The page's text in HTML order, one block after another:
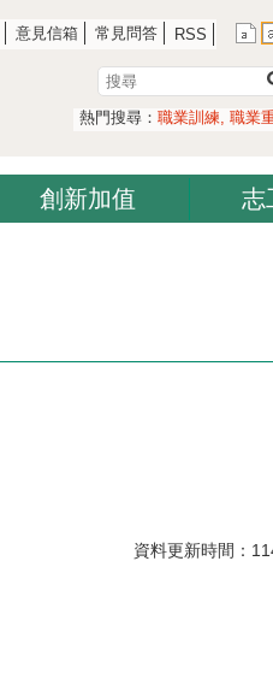
意見信箱 常見問答 RSS
熱門搜尋： 職業訓練 職業
創新加值 志
資料更新時間：